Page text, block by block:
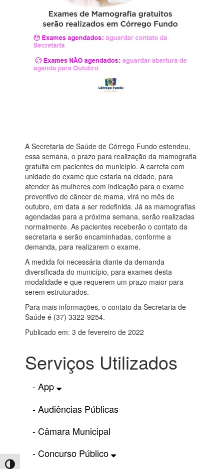
Toggle High Contrast
A Secretaria de Saúde de Córrego Fundo estendeu,
essa semana, o prazo para realização da mamografia
gratuita em pacientes do município. A carreta com
unidade do exame que estaria na cidade, para
atender às mulheres com indicação para o exame
preventivo de câncer de mama, virá no mês de
outubro, em data a ser redefinida. Já as mamografias
agendadas para a próxima semana, serão realizadas
normalmente. As pacientes receberão o contato da
secretaria e serão encaminhadas, conforme a
demanda, para realizarem o exame.
A medida foi necessária diante da demanda
diversificada do município, para exames desta
modalidade e que requerem um prazo maior para
serem estruturados.
Para mais informações, o contato da Secretaria de
Saúde é (37) 3322-9254.
Publicado em: 3 de fevereiro de 2022
Serviços Utilizados
- App
- Audiências Públicas
- Câmara Municipal
- Concurso Público